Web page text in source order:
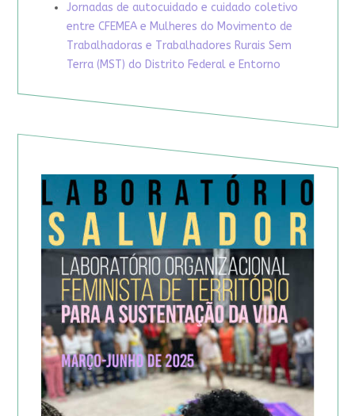
Jornadas de autocuidado e cuidado coletivo
entre CFEMEA e Mulheres do Movimento de
Trabalhadoras e Trabalhadores Rurais Sem
Terra (MST) do Distrito Federal e Entorno